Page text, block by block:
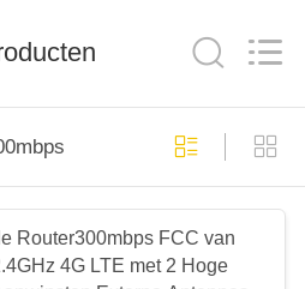
Router300mbps FCC van
4G LTE met 2 Hoge